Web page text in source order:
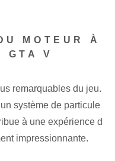
MOTEUR À
GTA V
remarquables du jeu.
système de particule
à une expérience d
impressionnante.